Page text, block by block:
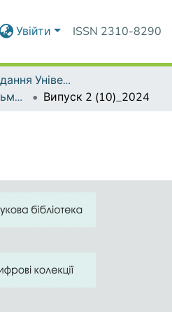
Увійти ISSN 2310-8290
Серіальні видання Університету
Культурологічний альманах
Випуск 2 (10)_2024